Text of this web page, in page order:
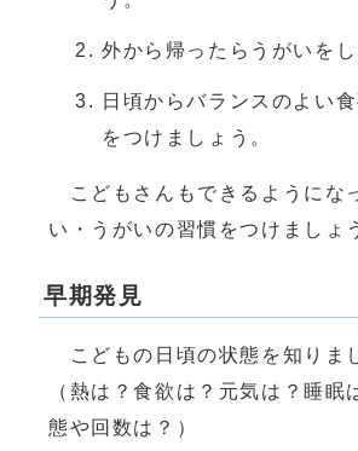
外から帰ったらうがいをし
日頃からバランスのよい
をつけましょう。
こどもさんもできるようにな
い・うがいの習慣をつけましょ
早期発見
こどもの日頃の状態を知りま
（熱は？食欲は？元気は？睡眠
態や回数は？）